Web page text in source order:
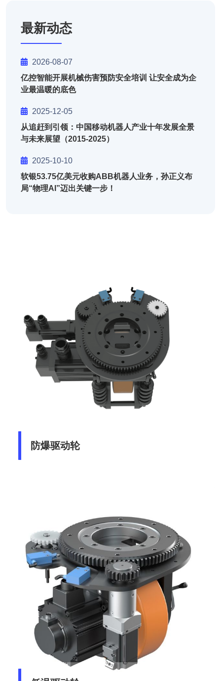
最新动态
2026-08-07
亿控智能开展机械伤害预防安全培训 让安全成为企
业最温暖的底色
2025-12-05
从追赶到引领：中国移动机器人产业十年发展全景
与未来展望（2015-2025）
2025-10-10
软银53.75亿美元收购ABB机器人业务，孙正义布
局“物理AI”迈出关键一步！
防爆驱动轮